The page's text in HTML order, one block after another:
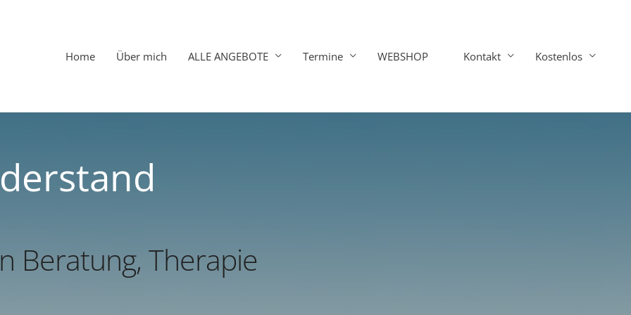
Home Über mich ALLE ANGEBOTE Termine WEBSHOP Kontakt Kostenlos
Beratung, Therapie